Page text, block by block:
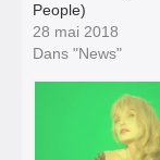
People)
28 mai 2018
Dans "News"